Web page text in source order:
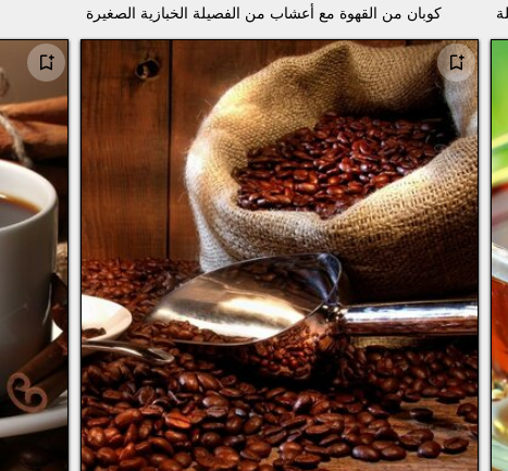
كوبان من القهوة مع أعشاب من الفصيلة الخبازية الصغيرة